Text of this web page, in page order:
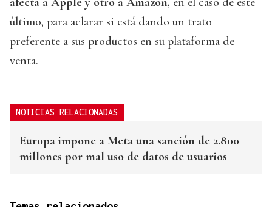
último, para aclarar si está dando un trato
preferente a sus productos en su plataforma de
venta.
NOTICIAS RELACIONADAS
Europa impone a Meta una sanción de 2.800
millones por mal uso de datos de usuarios